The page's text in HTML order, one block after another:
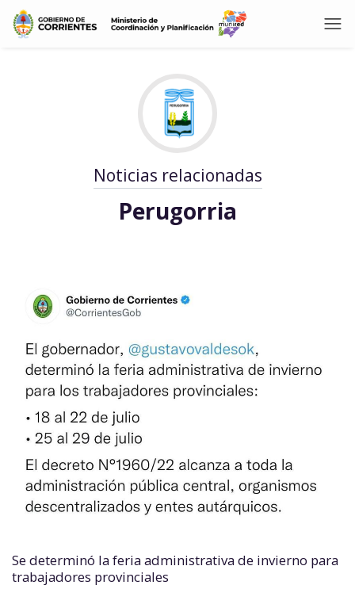
Noticias relacionadas
Perugorria
Se determinó la feria administrativa de invierno para
trabajadores provinciales